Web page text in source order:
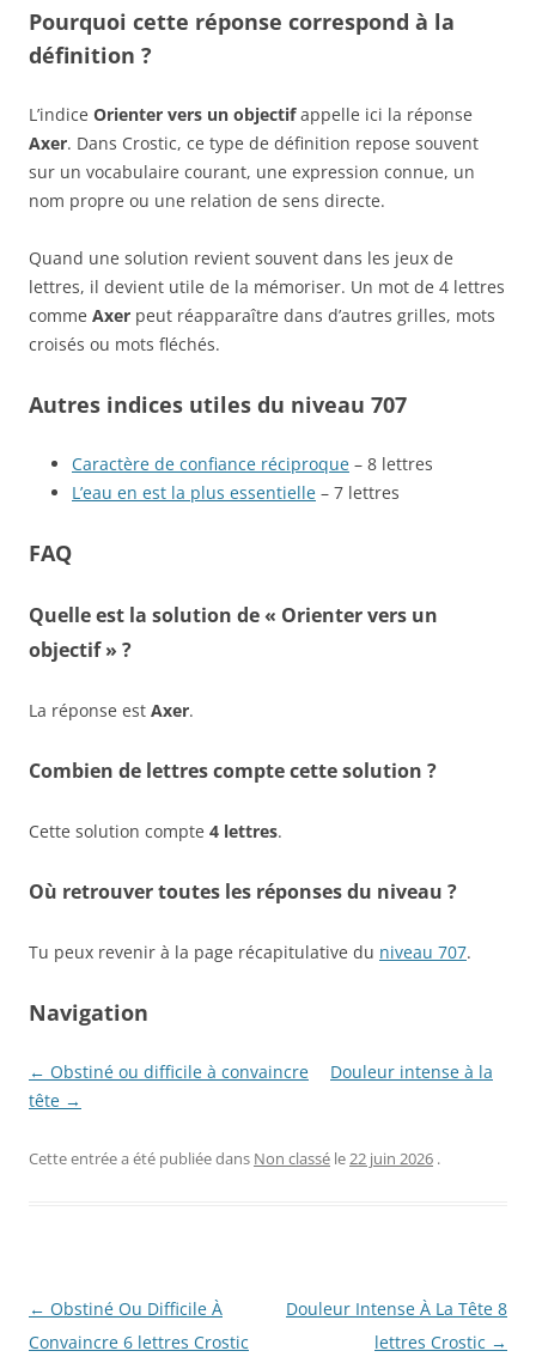
Pourquoi cette réponse correspond à la
définition ?
L’indice Orienter vers un objectifappelle ici la réponse
Axer. Dans Crostic, ce type de définition repose souvent
sur un vocabulaire courant, une expression connue, un
nom propre ou une relation de sens directe.
Quand une solution revient souvent dans les jeux de
lettres, il devient utile de la mémoriser. Un mot de 4 lettres
comme Axer peut réapparaître dans d’autres grilles, mots
croisés ou mots fléchés.
Autres indices utiles du niveau 707
Caractère de confiance réciproque – 8 lettres
L’eau en est la plus essentielle – 7 lettres
FAQ
Quelle est la solution de « Orienter vers un
objectif » ?
La réponse est Axer.
Combien de lettres compte cette solution ?
Cette solution compte 4 lettres.
Où retrouver toutes les réponses du niveau ?
Tu peux revenir à la page récapitulative du niveau 707.
Navigation
← Obstiné ou difficile à convaincre
Douleur intense à la
tête →
Cette entrée a été publiée dans Non classé le22 juin 2026 .
Navigation
des
← Obstiné Ou Difficile À
Convaincre 6 lettres Crostic
Douleur Intense À La Tête 8
lettres Crostic →